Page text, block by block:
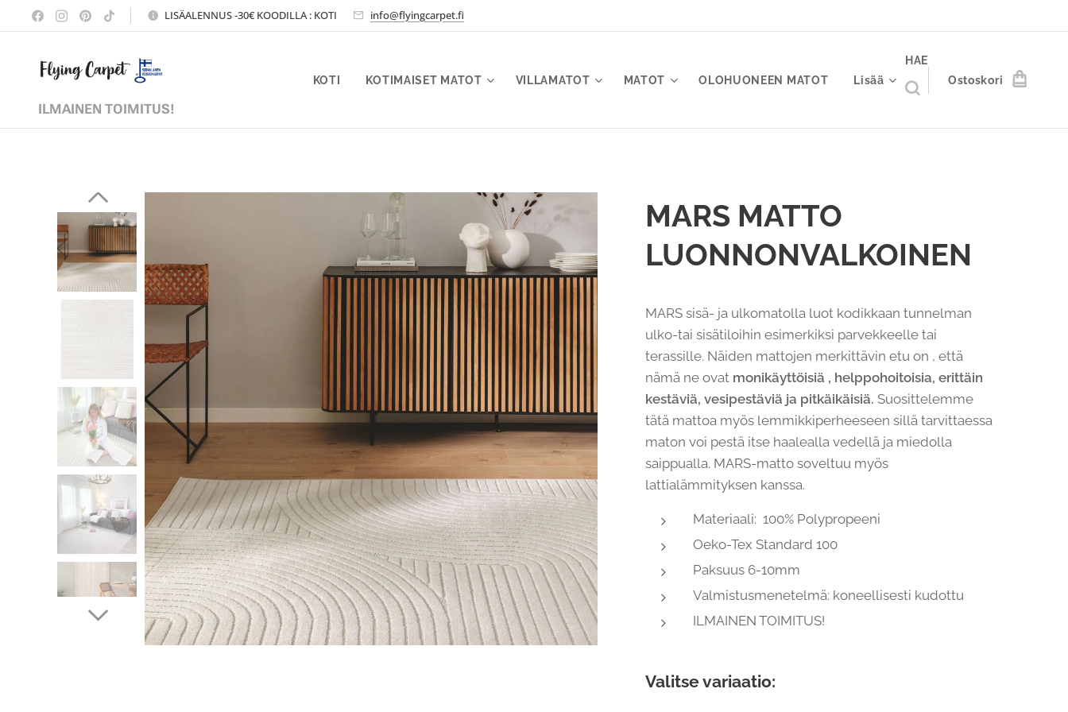
LISÄALENNUS -30€ KOODILLA : KOTI info@flyingcarpet.fi
ILMAINEN TOIMITUS!
KOTI KOTIMAISET MATOT VILLAMATOT MATOT OLOHUONEEN MATOT Lisää
HAE
Ostoskori
MARS MATTO
LUONNONVALKOINEN
MARS sisä- ja ulkomatolla luot kodikkaan tunnelman
ulko-tai sisätiloihin esimerkiksi parvekkeelle tai
terassille. Näiden mattojen merkittävin etu on , että
nämä ne ovat monikäyttöisiä , helppohoitoisia, erittäin
kestäviä, vesipestäviä ja pitkäikäisiä. Suosittelemme
tätä mattoa myös lemmikkiperheeseen sillä tarvittaessa
maton voi pestä itse haalealla vedellä ja miedolla
saippualla. MARS-matto soveltuu myös
lattialämmityksen kanssa.
Materiaali: 100% Polypropeeni
Oeko-Tex Standard 100
Paksuus 6-10mm
Valmistusmenetelmä: koneellisesti kudottu
ILMAINEN TOIMITUS!
Valitse variaatio: